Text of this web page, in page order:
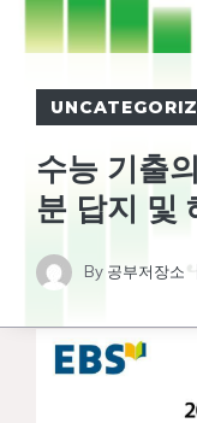
수능 기출
분 답지 및
By 공부저장소